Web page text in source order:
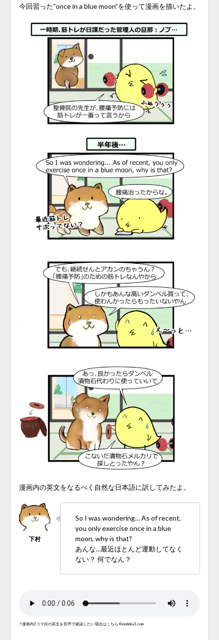
今回習った”once in a blue moon”を使って漫画を描いたよ。
漫画内の英文をなるべく自然な日本語に訳してみたよ。
So I was wondering… As of recent,
you only exercise once in a blue
moon, why is that?
あんな…最近ほとんど運動してなく
ない？ 何でなん？
↑漫画内2コマ目の英文を音声で確認したい場合はこちら ©ondoku3.com